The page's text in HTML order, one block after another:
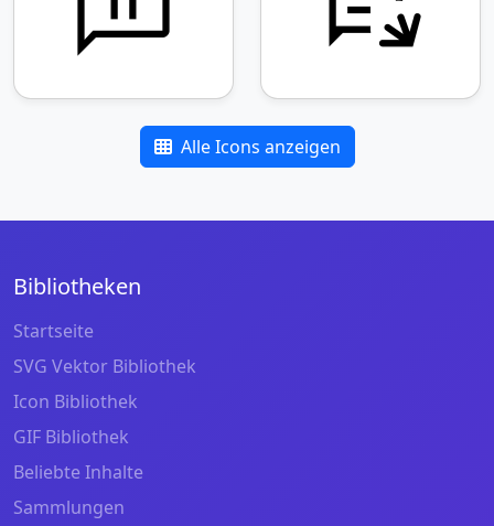
Alle Icons anzeigen
Bibliotheken
Startseite
SVG Vektor Bibliothek
Icon Bibliothek
GIF Bibliothek
Beliebte Inhalte
Sammlungen